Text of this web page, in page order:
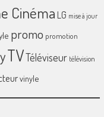
Cinéma LG mise à jour
promo promotion
TVTéléviseur télévision
vinyle